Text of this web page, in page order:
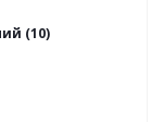
(10)